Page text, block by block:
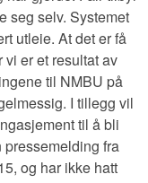
seg selv. Systemet
utleie. At det er få
er et resultat av
til NMBU på
I tillegg vil
til å bli
pressemelding fra
og har ikke hatt